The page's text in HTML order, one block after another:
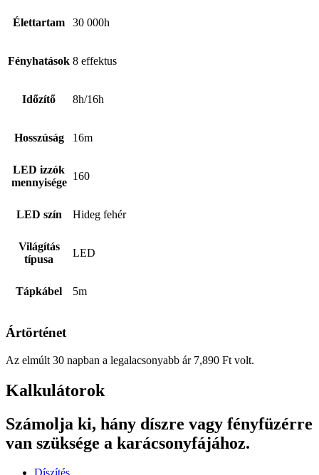
Élettartam 30 000h
Fényhatások 8 effektus
Időzítő 8h/16h
Hosszúság 16m
LED izzók
mennyisége
160
LED szín Hideg fehér
Világítás
típusa
LED
Tápkábel 5m
Ártörténet
Az elmúlt 30 napban a legalacsonyabb ár 7,890 Ft volt.
Kalkulátorok
Számolja ki, hány díszre vagy fényfüzérre
van szüksége a karácsonyfájához.